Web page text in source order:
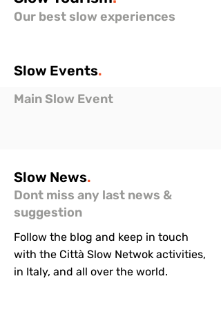
Our best slow experiences
Slow Events.
Main Slow Event
Slow News.
Dont miss any last news &
suggestion
Follow the blog and keep in touch
with the Città Slow Netwok activities,
in Italy, and all over the world.